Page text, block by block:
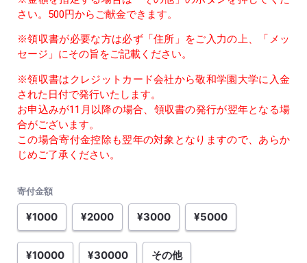
さい。500円からご献金できます。
※領収書が必要な方は必ず「住所」をご入力の上、「メッ
セージ」にその旨をご記載ください。
※領収書はクレジットカード会社から敬和学園大学に入金
された日付で発行いたします。
お申込みが11月以降の場合、領収書の発行が翌年となる場
合がございます。
この場合寄付金控除も翌年の対象となりますので、あらか
じめご了承ください。
寄付金額
¥1000 ¥2000 ¥3000 ¥5000
¥10000 ¥30000 その他